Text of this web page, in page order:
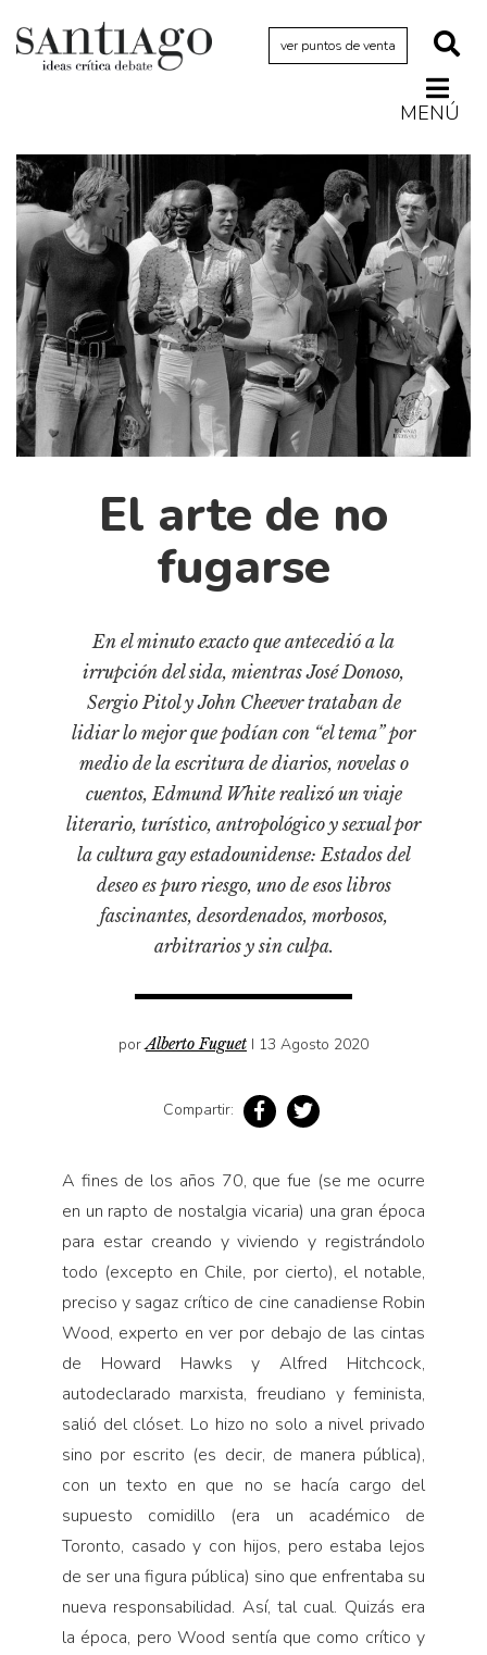
ver puntos de venta
MENÚ
Actualidad
Archivo Cenfoto-UDP
Arquetipos de situación
Artes visuales
Ciencia
Cine y televisión
Ciudad
Cómics
Críticas
Diccionario portátil de la literatura chilena
Historia material de los libros
Lagunas mentales
Libros usados
Literatura
Medioambiente
Narrativas visuales
Personajes secundarios
Sociedad
Turismo accidental
Vidas paralelas
Voces y lecturas
El arte de no
fugarse
En el minuto exacto que antecedió a la
irrupción del sida, mientras José Donoso,
Sergio Pitol y John Cheever trataban de
lidiar lo mejor que podían con “el tema” por
medio de la escritura de diarios, novelas o
cuentos, Edmund White realizó un viaje
literario, turístico, antropológico y sexual por
la cultura gay estadounidense: Estados del
deseo es puro riesgo, uno de esos libros
fascinantes, desordenados, morbosos,
arbitrarios y sin culpa.
porAlberto Fuguet I 13 Agosto 2020
Compartir:
A fines de los años 70, que fue (se me ocurre
en un rapto de nostalgia vicaria) una gran época
para estar creando y viviendo y regis­trándolo
todo (excepto en Chile, por cierto), el notable,
preciso y sagaz crítico de cine canadiense Robin
Wood, experto en ver por debajo de las cintas
de Howard Hawks y Alfred Hitchcock,
autodeclarado marxista, freudiano y feminista,
salió del clóset. Lo hizo no solo a nivel privado
sino por escrito (es decir, de manera pública),
con un texto en que no se hacía cargo del
supuesto comidillo (era un académico de
Toronto, casado y con hijos, pero estaba lejos
de ser una figura pública) sino que enfrentaba su
nueva responsabilidad. Así, tal cual. Quizás era
la época, pero Wood sentía que como crítico y